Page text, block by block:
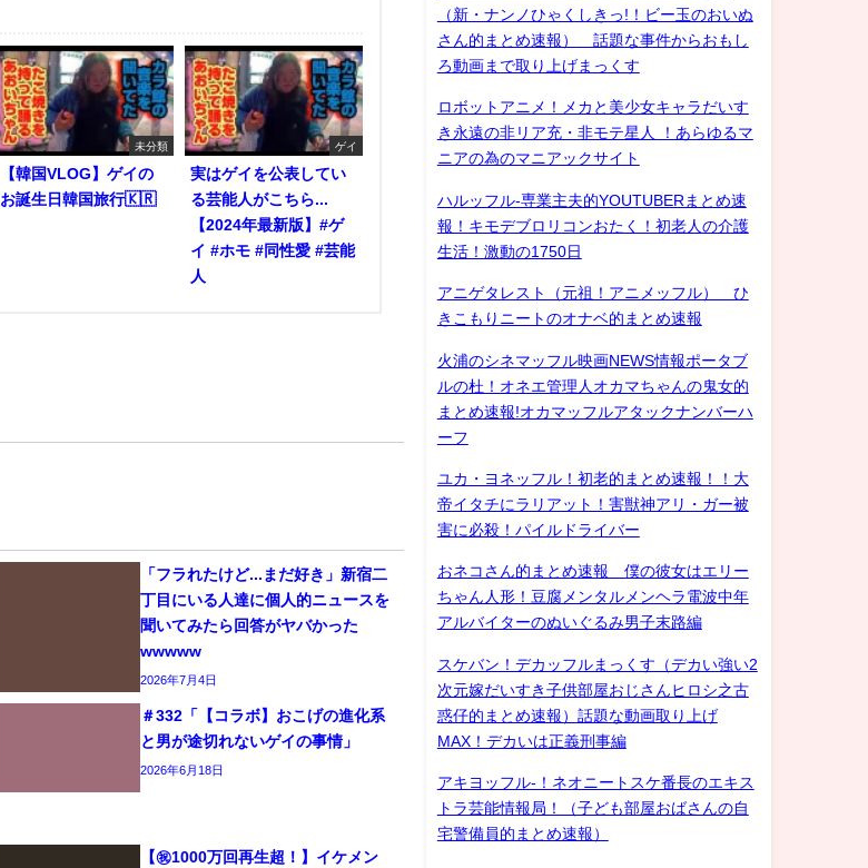
未分類
【韓国VLOG】ゲイの
お誕生日韓国旅行🇰🇷
ゲイ
実はゲイを公表してい
る芸能人がこちら...
【2024年最新版】#ゲ
イ #ホモ #同性愛 #芸能
人
「フラれたけど...まだ好き」新宿二
丁目にいる人達に個人的ニュースを
聞いてみたら回答がヤバかった
wwwww
2026年7月4日
＃332「【コラボ】おこげの進化系
と男が途切れないゲイの事情」
2026年6月18日
【㊗️1000万回再生超！】イケメン
（新・ナンノひゃくしきっ!！ビー玉のおいぬ
さん的まとめ速報） 話題な事件からおもし
ろ動画まで取り上げまっくす
ロボットアニメ！メカと美少女キャラだいす
き永遠の非リア充・非モテ星人 ！あらゆるマ
ニアの為のマニアックサイト
ハルッフル-専業主夫的YOUTUBERまとめ速
報！キモデブロリコンおたく！初老人の介護
生活！激動の1750日
アニゲタレスト（元祖！アニメッフル） ひ
きこもりニートのオナベ的まとめ速報
火浦のシネマッフル映画NEWS情報ポータブ
ルの杜！オネエ管理人オカマちゃんの鬼女的
まとめ速報!オカマッフルアタックナンバーハ
ーフ
ユカ・ヨネッフル！初老的まとめ速報！！大
帝イタチにラリアット！害獣神アリ・ガー被
害に必殺！パイルドライバー
おネコさん的まとめ速報 僕の彼女はエリー
ちゃん人形！豆腐メンタルメンヘラ電波中年
アルバイターのぬいぐるみ男子末路編
スケバン！デカッフルまっくす（デカい強い2
次元嫁だいすき子供部屋おじさんヒロシ之古
惑仔的まとめ速報）話題な動画取り上げ
MAX！デカいは正義刑事編
アキヨッフル-！ネオニートスケ番長のエキス
トラ芸能情報局！（子ども部屋おばさんの自
宅警備員的まとめ速報）